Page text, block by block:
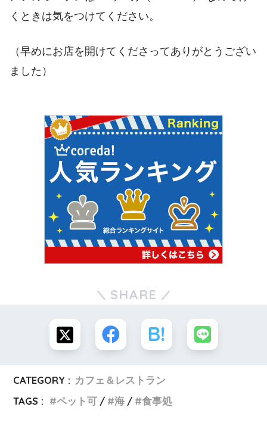
くときは気をつけてください。
（早めにお店を開けてくださってありがとうござい
ました）
SHARE
CATEGORY : カフェ＆レストラン
TAGS :
ペット可 海 食事処